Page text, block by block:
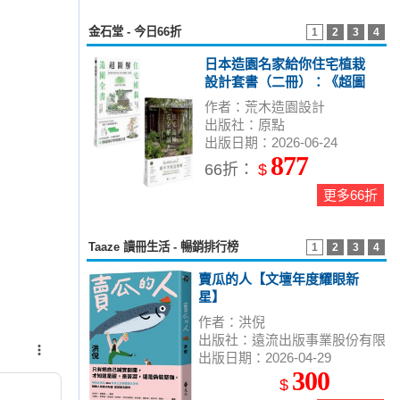
1 2 3 4
金石堂 - 今日66折
日本造園名家給你住宅植栽
設計套書（二冊）：《超圖
解！住宅植栽造園全書》
《日本造園大師才懂的，好
房子景觀設計85法則》
作者：荒木造園設計
出版社：原點
出版日期：2026-06-24
66折： $ 877
更多66折
1 2 3 4
Taaze 讀冊生活 - 暢銷排行榜
賣瓜的人【文壇年度耀眼新
星】
作者：洪倪
出版社：遠流出版事業股份有限
公司
出版日期：2026-04-29
$ 300